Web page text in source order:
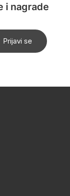
i nagrade
Prijavi se